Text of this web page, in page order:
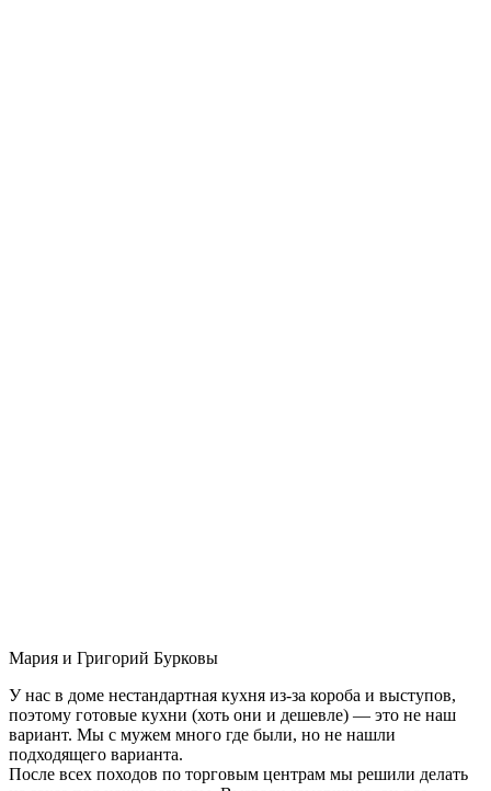
Мария и Григорий Бурковы
У нас в доме нестандартная кухня из-за короба и выступов,
поэтому готовые кухни (хоть они и дешевле) — это не наш
вариант. Мы с мужем много где были, но не нашли
подходящего варианта.
После всех походов по торговым центрам мы решили делать